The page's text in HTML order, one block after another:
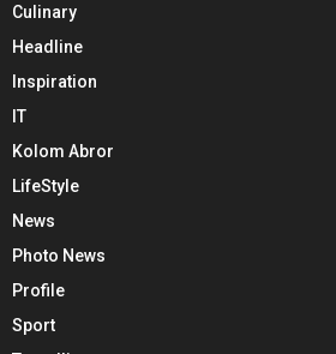
Culinary
Headline
Inspiration
IT
Kolom Abror
LifeStyle
News
Photo News
Profile
Sport